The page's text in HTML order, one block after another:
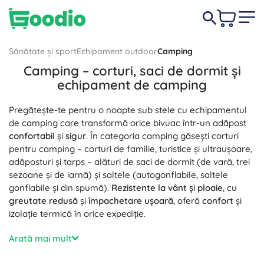
Sănătate și sportEchipament outdoorCamping
Camping – corturi, saci de dormit și
echipament de camping
Pregătește-te pentru o noapte sub stele cu echipamentul
de camping care transformă orice bivuac într-un adăpost
confortabil și sigur. În categoria camping găsești corturi
pentru camping – corturi de familie, turistice și ultraușoare,
adăposturi și tarps – alături de saci de dormit (de vară, trei
sezoane și de iarnă) și saltele (autogonflabile, saltele
gonflabile și din spumă). Rezistente la vânt și ploaie, cu
greutate redusă și împachetare ușoară, oferă confort și
izolație termică în orice expediție.
Echipamentul outdoor pentru camping este completat de
arzătoare turistice (pe gaz, benzină, alcool), cartușe de gaz,
Arată mai mult